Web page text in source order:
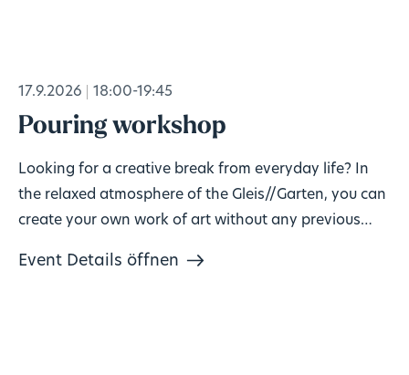
17.9.2026 18:00-19:45
Pouring workshop
Looking for a creative break from everyday life? In
the relaxed atmosphere of the Gleis//Garten, you can
create your own work of art without any previous
Event Details öffnen